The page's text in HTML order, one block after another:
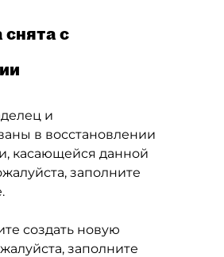
с
и
в восстановлении
касающейся данной
заполните
создать новую
заполните